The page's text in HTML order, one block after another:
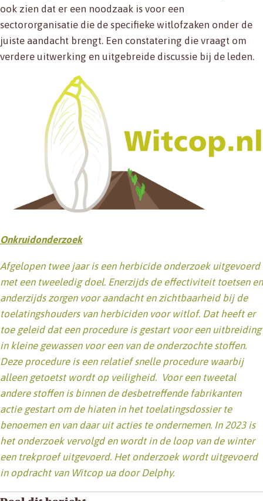
ook zien dat er een noodzaak is voor een
sectororganisatie die de specifieke witlofzaken onder de
juiste aandacht brengt. Een constatering die vraagt om
verdere uitwerking en uitgebreide discussie bij de leden.
Onkruidonderzoek
Afgelopen twee jaar is een herbicide onderzoek uitgevoerd
met een tweeledig doel. Enerzijds de effectiviteit toetsen en
anderzijds zorgen voor aandacht en zichtbaarheid bij de
toelatingshouders van herbiciden voor witlof. Dat heeft er
toe geleid dat een procedure is gestart voor een uitbreiding
in kleine gewassen voor een van de onderzochte stoffen.
Deze procedure is een relatief snelle procedure waarbij
alleen getoetst wordt op veiligheid. Voor een tweetal
andere stoffen is binnen de desbetreffende fabrikanten
actie gestart om de hiaten in het toelatingsdossier te
benoemen en van daar uit acties te ondernemen. In 2023 is
het onderzoek vervolgd en wordt in de loop van de winter
een trekproef uitgevoerd. Het onderzoek wordt uitgevoerd
in opdracht van Witcop ua door Delphy.